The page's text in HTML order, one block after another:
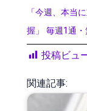
「今週、本当
握」 毎週1通
投稿ビュ
関連記事: